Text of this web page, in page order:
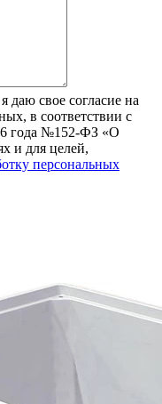
даю свое согласие на
в соответствии с
года №152-ФЗ «О
и для целей,
персональных